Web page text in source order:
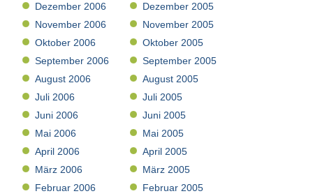
Dezember 2006
November 2006
Oktober 2006
September 2006
August 2006
Juli 2006
Juni 2006
Mai 2006
April 2006
März 2006
Februar 2006
Dezember 2005
November 2005
Oktober 2005
September 2005
August 2005
Juli 2005
Juni 2005
Mai 2005
April 2005
März 2005
Februar 2005